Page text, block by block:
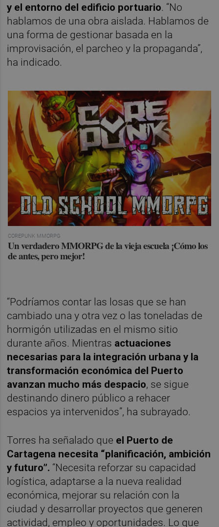
y el entorno del edificio portuario. “No
hablamos de una obra aislada. Hablamos de
una forma de gestionar basada en la
improvisación, el parcheo y la propaganda”,
ha indicado.
COREPUNK MMORPG
Un verdadero MMORPG de la vieja escuela ¡Cómo los
de antes, pero mejor!
“Podríamos contar las losas que se han
cambiado una y otra vez o las toneladas de
hormigón utilizadas en el mismo sitio
durante años. Mientras actuaciones
necesarias para la integración urbana y la
transformación económica del Puerto
avanzan mucho más despacio, se sigue
destinando dinero público a rehacer
espacios ya intervenidos”, ha subrayado.
Torres ha señalado que el Puerto de
Cartagena necesita “planificación, ambición
y futuro”. “Necesita reforzar su capacidad
logística, adaptarse a la nueva realidad
económica, mejorar su relación con la
ciudad y desarrollar proyectos que generen
actividad, empleo y oportunidades. Lo que